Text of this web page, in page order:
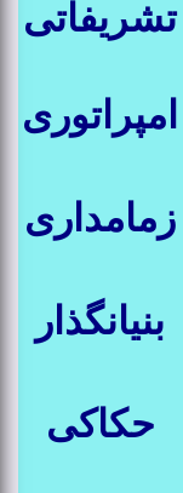
تشریفاتی
امپراتوری
زمامداری
بنیانگذار
حکاکی